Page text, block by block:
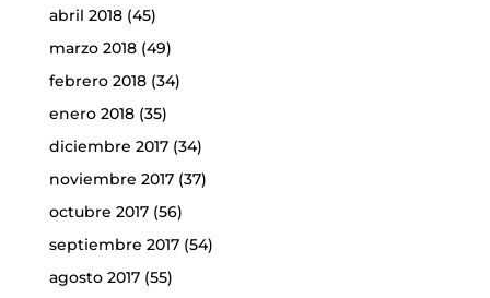
abril 2018(45)
marzo 2018(49)
febrero 2018(34)
enero 2018(35)
diciembre 2017(34)
noviembre 2017(37)
octubre 2017(56)
septiembre 2017(54)
agosto 2017(55)